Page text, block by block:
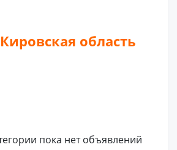
область
пока нет объявлений